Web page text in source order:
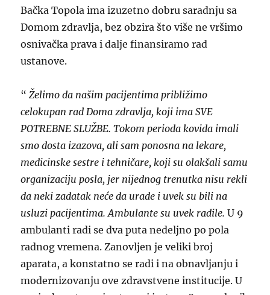
Bačka Topola ima izuzetno dobru saradnju sa
Domom zdravlja, bez obzira što više ne vršimo
osnivačka prava i dalje finansiramo rad
ustanove.
“ Želimo da našim pacijentima približimo
celokupan rad Doma zdravlja, koji ima SVE
POTREBNE SLUŽBE. Tokom perioda kovida imali
smo dosta izazova, ali sam ponosna na lekare,
medicinske sestre i tehničare, koji su olakšali samu
organizaciju posla, jer nijednog trenutka nisu rekli
da neki zadatak neće da urade i uvek su bili na
usluzi pacijentima. Ambulante su uvek radile.U 9
ambulanti radi se dva puta nedeljno po pola
radnog vremena. Zanovljen je veliki broj
aparata, a konstatno se radi i na obnavljanju i
modernizovanju ove zdravstvene institucije. U